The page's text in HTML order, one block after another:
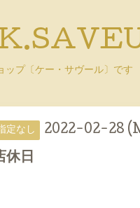
ップ〔ケー・サヴール〕です
定なし 2022-02-28
休日